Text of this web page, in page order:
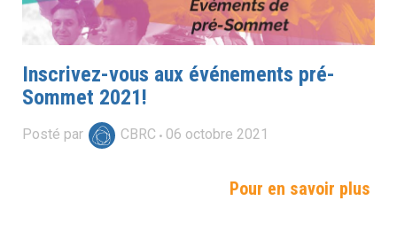
Inscrivez-vous aux événements pré-
Sommet 2021!
Posté par CBRC 06 octobre 2021
Pour en savoir plus